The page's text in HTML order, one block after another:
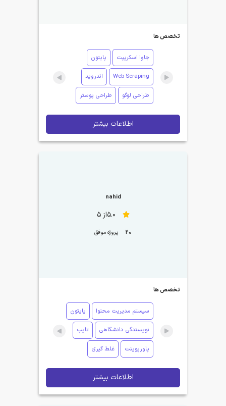
تخصص ها
جاوا اسکریپت پایتون
Web Scraping اندروید
طراحی لوگو طراحی پوستر
اطلاعات بیشتر
nahid
5.0از 5
20 پروژه موفق
تخصص ها
سیستم مدیریت محتوا پایتون
نویسندگی دانشگاهی تایپ
پاورپوینت غلط گیری
اطلاعات بیشتر